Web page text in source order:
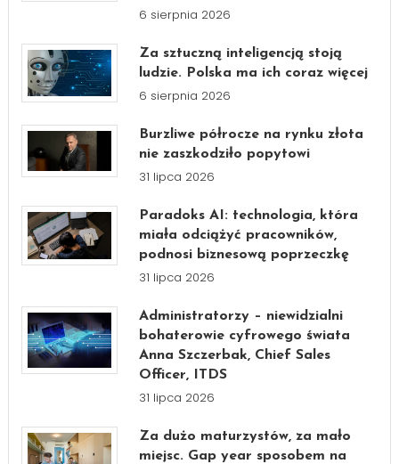
6 sierpnia 2026
Za sztuczną inteligencją stoją
ludzie. Polska ma ich coraz więcej
6 sierpnia 2026
Burzliwe półrocze na rynku złota
nie zaszkodziło popytowi
31 lipca 2026
Paradoks AI: technologia, która
miała odciążyć pracowników,
podnosi biznesową poprzeczkę
31 lipca 2026
Administratorzy – niewidzialni
bohaterowie cyfrowego świata
Anna Szczerbak, Chief Sales
Officer, ITDS
31 lipca 2026
Za dużo maturzystów, za mało
miejsc. Gap year sposobem na